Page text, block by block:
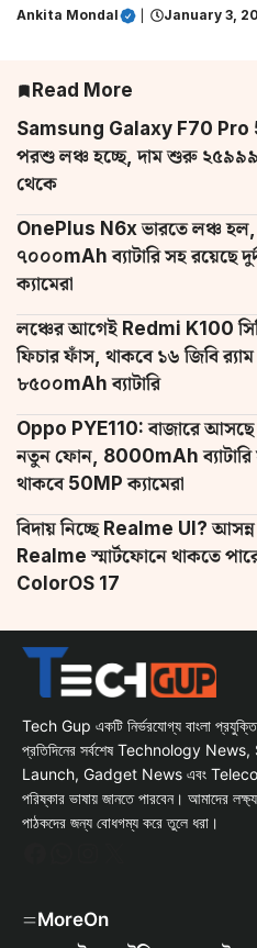
Ankita Mondal January 3,
Read More
Samsung Galaxy F70 Pro
পরশু লঞ্চ হচ্ছে, দাম শুরু ২৫৯৯৯
থেকে
OnePlus N6x ভারতে লঞ্চ হল,
৭০০০mAh ব্যাটারি সহ রয়েছে
ক্যামেরা
লঞ্চের আগেই Redmi K100
ফিচার ফাঁস, থাকবে ১৬ জিবি
৮৫০০mAh ব্যাটারি
Oppo PYE110: বাজারে আসছে
নতুন ফোন, 8000mAh ব্যাটারি
থাকবে 50MP ক্যামেরা
বিদায় নিচ্ছে Realme UI? আসন্ন
Realme স্মার্টফোনে থাকতে
ColorOS 17
Tech Gup একটি নির্ভরযোগ্য বাংলা
প্রতিদিনের সর্বশেষ Technology
Launch, Gadget News এবং
পরিষ্কার ভাষায় জানতে পারবেন। আমাদের
পাঠকদের জন্য বোধগম্য করে তুলে ধরা।
MoreOn